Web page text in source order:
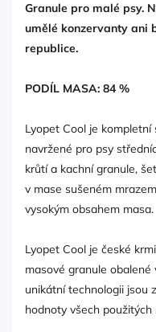
Granule pro malé psy.
umělé konzervanty ani
republice.
PODÍL MASA: 84 %
Lyopet Cool je
navržené pro psy
krůtí a kachní granule,
v mase sušeném
vysokým obsahem masa.
Lyopet Cool je české
masové granule
unikátní technologii jsou
hodnoty všech použitých